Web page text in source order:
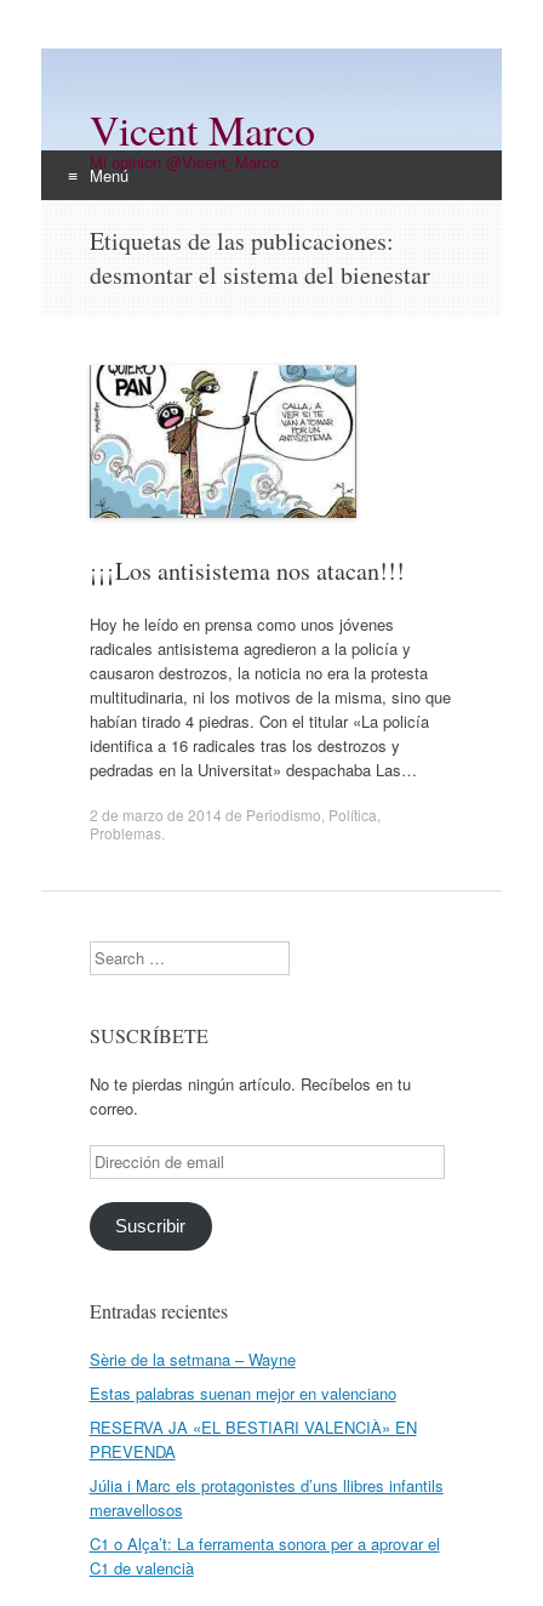
Vicent Marco
Mi opinión @Vicent_Marco
Menú
contenido
Etiquetas de las publicaciones:
desmontar el sistema del bienestar
¡¡¡Los antisistema nos atacan!!!
Hoy he leído en prensa como unos jóvenes
radicales antisistema agredieron a la policía y
causaron destrozos, la noticia no era la protesta
multitudinaria, ni los motivos de la misma, sino que
habían tirado 4 piedras. Con el titular «La policía
identifica a 16 radicales tras los destrozos y
pedradas en la Universitat» despachaba Las…
2 de marzo de 2014 de Periodismo Política
Problemas.
Search
SUSCRÍBETE
No te pierdas ningún artículo. Recíbelos en tu
correo.
Dirección
de
email
Suscribir
Entradas recientes
Sèrie de la setmana – Wayne
Estas palabras suenan mejor en valenciano
RESERVA JA «EL BESTIARI VALENCIÀ» EN
PREVENDA
Júlia i Marc els protagonistes d’uns llibres infantils
meravellosos
C1 o Alça’t: La ferramenta sonora per a aprovar el
C1 de valencià